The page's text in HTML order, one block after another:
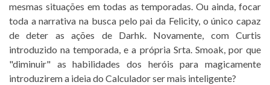
mesmas situações em todas as temporadas. Ou ainda, focar
toda a narrativa na busca pelo pai da Felicity, o único capaz
de deter as ações de Darhk. Novamente, com Curtis
introduzido na temporada, e a própria Srta. Smoak, por que
"diminuir" as habilidades dos heróis para magicamente
introduzirem a ideia do Calculador ser mais inteligente?